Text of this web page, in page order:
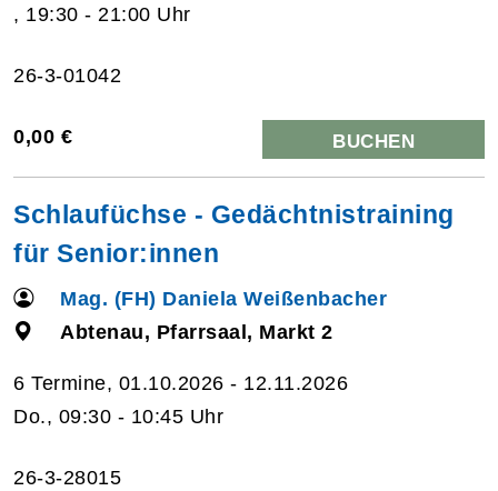
, 19:30 - 21:00 Uhr
26-3-01042
0,00 € BUCHEN
Schlaufüchse - Gedächtnistraining
für Senior:innen
Mag. (FH) Daniela Weißenbacher
Abtenau, Pfarrsaal, Markt 2
6 Termine, 01.10.2026 - 12.11.2026
Do., 09:30 - 10:45 Uhr
26-3-28015